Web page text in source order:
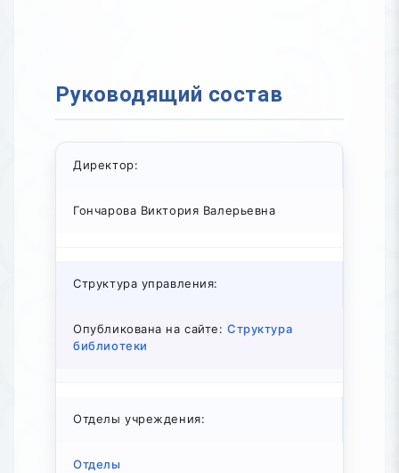
Руководящий состав
Директор:
Гончарова Виктория Валерьевна
Структура управления:
Опубликована на сайте:Структура
библиотеки
Отделы учреждения:
Отделы